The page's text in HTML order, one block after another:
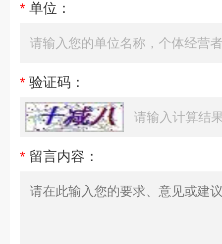
* 单位：
* 验证码：
* 留言内容：